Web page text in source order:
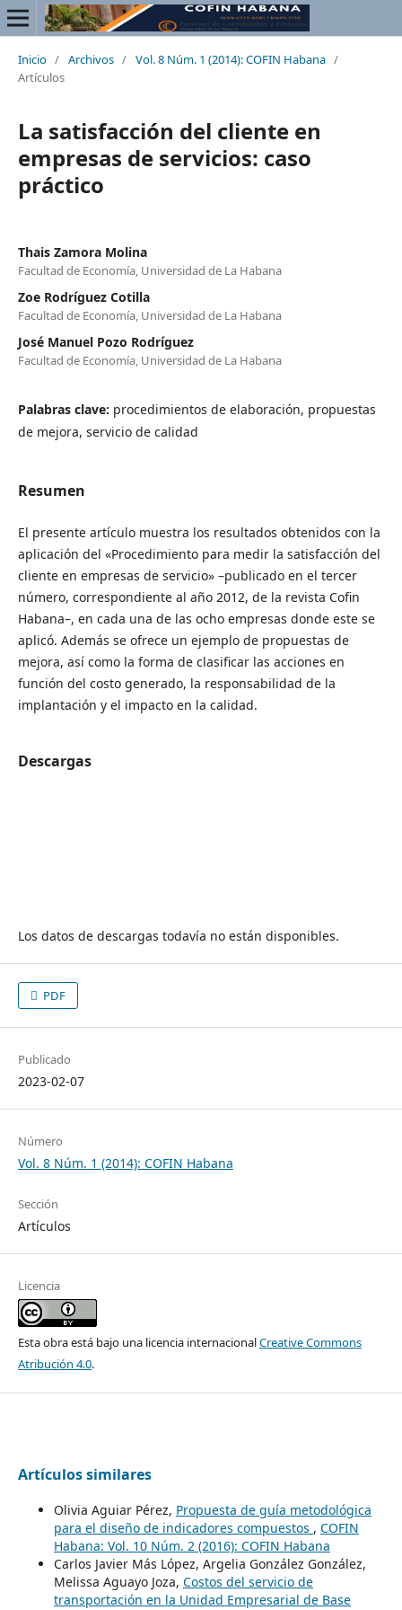
Inicio / Archivos / Vol. 8 Núm. 1 (2014): COFIN Habana /
Artículos
La satisfacción del cliente en
empresas de servicios: caso
práctico
Thais Zamora Molina
Facultad de Economía, Universidad de La Habana
Zoe Rodríguez Cotilla
Facultad de Economía, Universidad de La Habana
José Manuel Pozo Rodríguez
Facultad de Economía, Universidad de La Habana
Palabras clave: procedimientos de elaboración, propuestas
de mejora, servicio de calidad
Resumen
El presente artículo muestra los resultados obtenidos con la
aplicación del «Procedimiento para medir la satisfacción del
cliente en empresas de servicio» –publicado en el tercer
número, correspondiente al año 2012, de la revista Cofin
Habana–, en cada una de las ocho empresas donde este se
aplicó. Además se ofrece un ejemplo de propuestas de
mejora, así como la forma de clasificar las acciones en
función del costo generado, la responsabilidad de la
implantación y el impacto en la calidad.
Descargas
Los datos de descargas todavía no están disponibles.
PDF
Publicado
2023-02-07
Número
Vol. 8 Núm. 1 (2014): COFIN Habana
Sección
Artículos
Licencia
Esta obra está bajo una licencia internacionalCreative Commons
Atribución 4.0.
Artículos similares
Olivia Aguiar Pérez, Propuesta de guía metodológica
para el diseño de indicadores compuestos , COFIN
Habana: Vol. 10 Núm. 2 (2016): COFIN Habana
Carlos Javier Más López, Argelia González González,
Melissa Aguayo Joza, Costos del servicio de
transportación en la Unidad Empresarial de Base